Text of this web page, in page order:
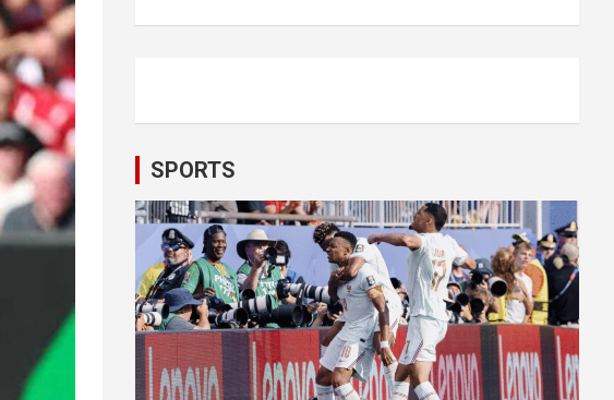
SPORTS